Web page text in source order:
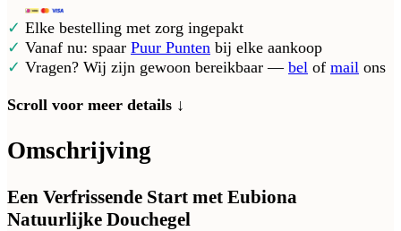
✓ Elke bestelling met zorg ingepakt
✓ Vanaf nu: spaar Puur Punten bij elke aankoop
✓ Vragen? Wij zijn gewoon bereikbaar — bel of mail ons
Scroll voor meer details ↓
Omschrijving
Een Verfrissende Start met Eubiona
Natuurlijke Douchegel